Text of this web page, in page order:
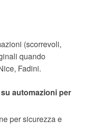
(scorrevoli,
quando
Fadini.
automazioni per
per sicurezza e